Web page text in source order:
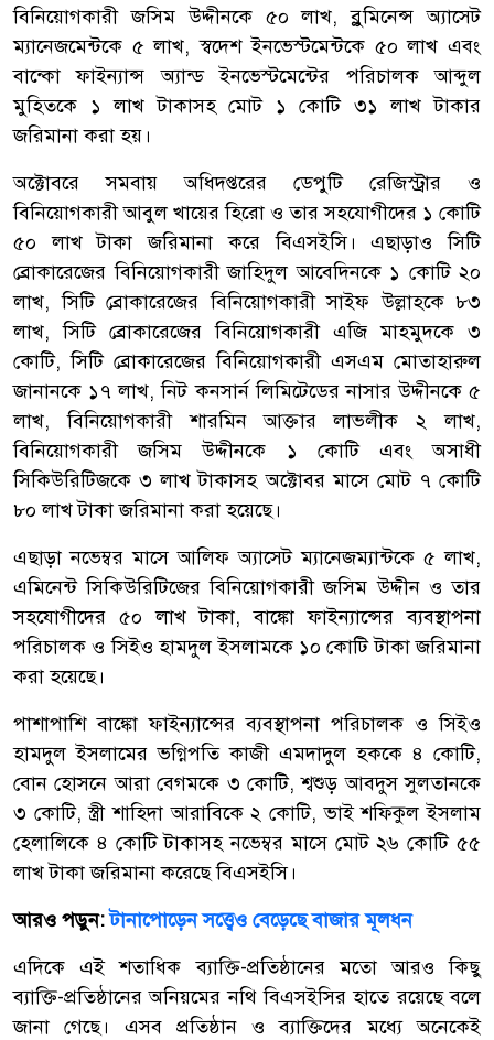
বিনিয়োগকারী জসিম উদ্দীনকে ৫০ লাখ, ব্লুমিনেন্স অ্যাসেট
ম্যানেজমেন্টকে ৫ লাখ, স্বদেশ ইনভেস্টমেন্টকে ৫০ লাখ এবং
বান্কো ফাইন্যান্স অ্যান্ড ইনভেস্টমেন্টের পরিচালক আব্দুল
মুহিতকে ১ লাখ টাকাসহ মোট ১ কোটি ৩১ লাখ টাকার
জরিমানা করা হয়।
অক্টোবরে সমবায় অধিদপ্তরের ডেপুটি রেজিস্ট্রার ও
বিনিয়োগকারী আবুল খায়ের হিরো ও তার সহযোগীদের ১ কোটি
৫০ লাখ টাকা জরিমানা করে বিএসইসি। এছাড়াও সিটি
ব্রোকারেজের বিনিয়োগকারী জাহিদুল আবেদিনকে ১ কোটি ২০
লাখ, সিটি ব্রোকারেজের বিনিয়োগকারী সাইফ উল্লাহকে ৮৩
লাখ, সিটি ব্রোকারেজের বিনিয়োগকারী এজি মাহমুদকে ৩
কোটি, সিটি ব্রোকারেজের বিনিয়োগকারী এসএম মোতাহারুল
জানানকে ১৭ লাখ, নিট কনসার্ন লিমিটেডের নাসার উদ্দীনকে ৫
লাখ, বিনিয়োগকারী শারমিন আক্তার লাভলীক ২ লাখ,
বিনিয়োগকারী জসিম উদ্দীনকে ১ কোটি এবং অসাধী
সিকিউরিটিজকে ৩ লাখ টাকাসহ অক্টোবর মাসে মোট ৭ কোটি
৮০ লাখ টাকা জরিমানা করা হয়েছে।
এছাড়া নভেম্বর মাসে আলিফ অ্যাসেট ম্যানেজম্যান্টকে ৫ লাখ,
এমিনেন্ট সিকিউরিটিজের বিনিয়োগকারী জসিম উদ্দীন ও তার
সহযোগীদের ৫০ লাখ টাকা, বাঙ্কো ফাইন্যান্সের ব্যবস্থাপনা
পরিচালক ও সিইও হামদুল ইসলামকে ১০ কোটি টাকা জরিমানা
করা হয়েছে।
পাশাপাশি বাঙ্কো ফাইন্যান্সের ব্যবস্থাপনা পরিচালক ও সিইও
হামদুল ইসলামের ভগ্নিপতি কাজী এমদাদুল হককে ৪ কোটি,
বোন হোসনে আরা বেগমকে ৩ কোটি, শ্বশুড় আবদুস সুলতানকে
৩ কোটি, স্ত্রী শাহিদা আরাবিকে ২ কোটি, ভাই শফিকুল ইসলাম
হেলালিকে ৪ কোটি টাকাসহ নভেম্বর মাসে মোট ২৬ কোটি ৫৫
লাখ টাকা জরিমানা করেছে বিএসইসি।
আরও পড়ুন:টানাপোড়েন সত্ত্বেও বেড়েছে বাজার মূলধন
এদিকে এই শতাধিক ব্যাক্তি-প্রতিষ্ঠানের মতো আরও কিছু
ব্যাক্তি-প্রতিষ্ঠানের অনিয়মের নথি বিএসইসির হাতে রয়েছে বলে
জানা গেছে। এসব প্রতিষ্ঠান ও ব্যাক্তিদের মধ্যে অনেকেই